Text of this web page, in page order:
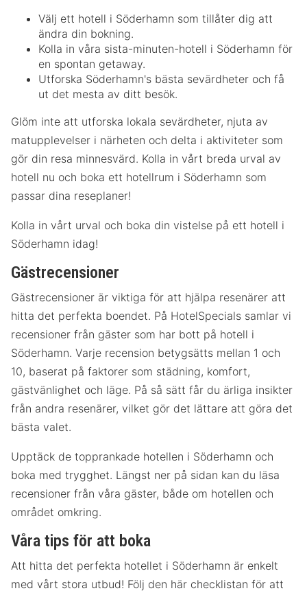
Välj ett hotell i Söderhamn som tillåter dig att
ändra din bokning.
Kolla in våra sista-minuten-hotell i Söderhamn för
en spontan getaway.
Utforska Söderhamn's bästa sevärdheter och få
ut det mesta av ditt besök.
Glöm inte att utforska lokala sevärdheter, njuta av
matupplevelser i närheten och delta i aktiviteter som
gör din resa minnesvärd. Kolla in vårt breda urval av
hotell nu och boka ett hotellrum i Söderhamn som
passar dina reseplaner!
Kolla in vårt urval och boka din vistelse på ett hotell i
Söderhamn idag!
Gästrecensioner
Gästrecensioner är viktiga för att hjälpa resenärer att
hitta det perfekta boendet. På HotelSpecials samlar vi
recensioner från gäster som har bott på hotell i
Söderhamn. Varje recension betygsätts mellan 1 och
10, baserat på faktorer som städning, komfort,
gästvänlighet och läge. På så sätt får du ärliga insikter
från andra resenärer, vilket gör det lättare att göra det
bästa valet.
Upptäck de topprankade hotellen i Söderhamn och
boka med trygghet. Längst ner på sidan kan du läsa
recensioner från våra gäster, både om hotellen och
området omkring.
Våra tips för att boka
Att hitta det perfekta hotellet i Söderhamn är enkelt
med vårt stora utbud! Följ den här checklistan för att